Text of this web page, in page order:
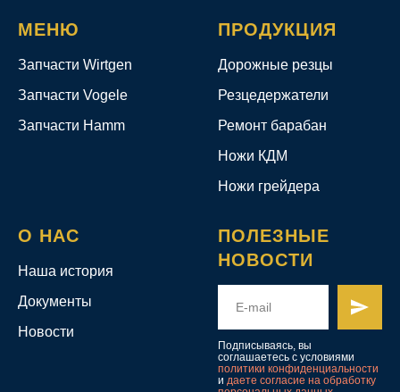
МЕНЮ
Запчасти Wirtgen
Запчасти Vogele
Запчасти Hamm
ПРОДУКЦИЯ
Дорожные резцы
Резцедержатели
Ремонт барабан
Ножи КДМ
Ножи грейдера
О НАС
Наша история
Документы
Новости
ПОЛЕЗНЫЕ
НОВОСТИ
Подписываясь, вы
соглашаетесь с условиями
политики конфиденциальности
и даете согласие на обработку